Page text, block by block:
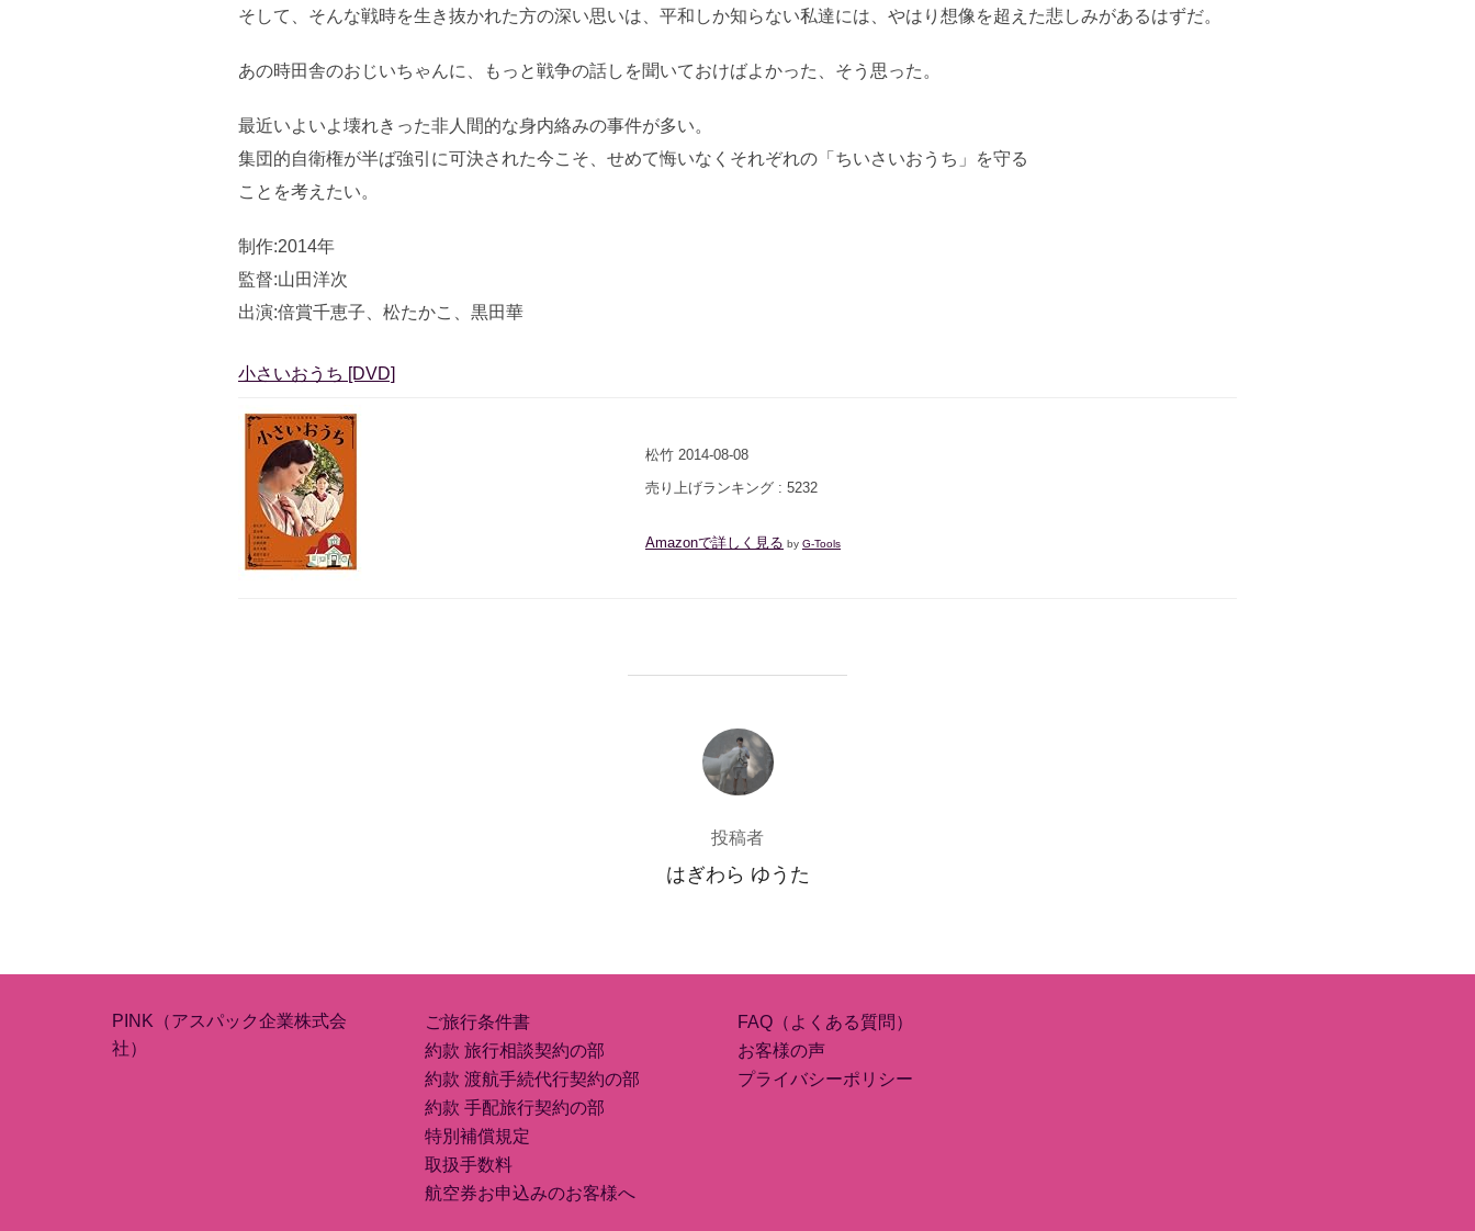
そして、そんな戦時を生き抜かれた方の深い思いは、平和しか知らない私達には、やはり想像を超えた悲しみがあるはずだ。
あの時田舎のおじいちゃんに、もっと戦争の話しを聞いておけばよかった、そう思った。
最近いよいよ壊れきった非人間的な身内絡みの事件が多い。
集団的自衛権が半ば強引に可決された今こそ、せめて悔いなくそれぞれの「ちいさいおうち」を守る
ことを考えたい。
制作:2014年
監督:山田洋次
出演:倍賞千恵子、松たかこ、黒田華
小さいおうち [DVD]
松竹 2014-08-08
売り上げランキング : 5232
Amazonで詳しく見る by G-Tools
投稿者
投稿者
はぎわら ゆうた
PINK（アスパック企業株式会
社）
ご旅行条件書
約款 旅行相談契約の部
約款 渡航手続代行契約の部
約款 手配旅行契約の部
特別補償規定
取扱手数料
航空券お申込みのお客様へ
FAQ（よくある質問）
お客様の声
プライバシーポリシー